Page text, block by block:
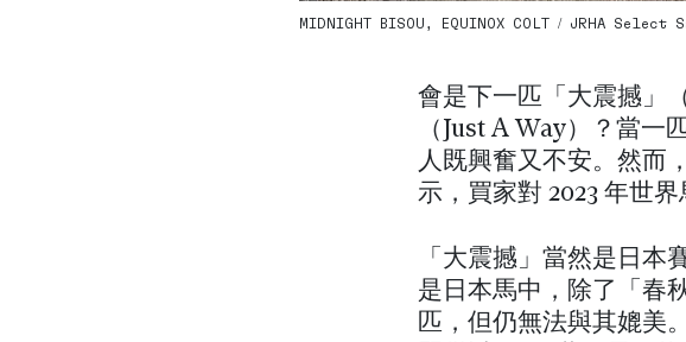
MIDNIGHT BISOU, EQUINOX COLT / JRHA Select
會是下一匹「大震撼」
（Just A Way）？當一
人既興奮又不安。然而
示，買家對 2023 年世
「大震撼」當然是日本
是日本馬中，除了「春
匹，但仍無法與其媲美